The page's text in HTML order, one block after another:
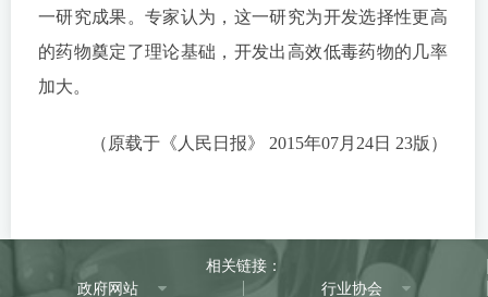
一研究成果。专家认为，这一研究为开发选择性更高
的药物奠定了理论基础，开发出高效低毒药物的几率
加大。
（原载于《人民日报》 2015年07月24日 23版）
相关链接：
政府网站 行业协会